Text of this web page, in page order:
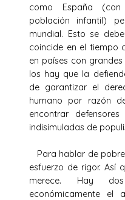
como España
población infantil)
mundial. Esto se
coincide en el tiempo
en países con
los hay que la
de garantizar el
humano por razón
encontrar
indisimuladas de
Para hablar de
esfuerzo de rigor. Así
merece. Hay
económicamente el